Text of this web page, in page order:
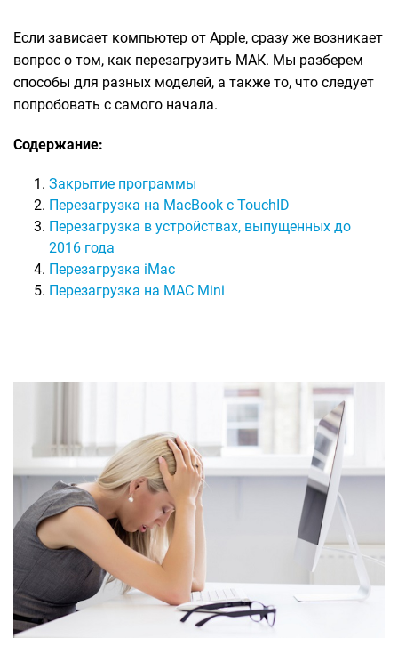
Если зависает компьютер от Apple, сразу же возникает
вопрос о том, как перезагрузить МАК. Мы разберем
способы для разных моделей, а также то, что следует
попробовать с самого начала.
Содержание:
Закрытие программы
Перезагрузка на MacBook c TouchID
Перезагрузка в устройствах, выпущенных до
2016 года
Перезагрузка iMac
Перезагрузка на MAC Mini